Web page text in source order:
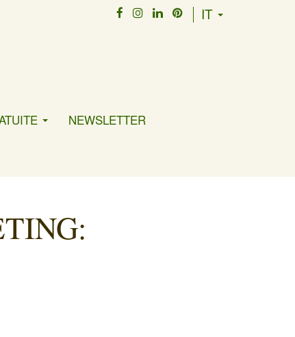
IT
NEWSLETTER